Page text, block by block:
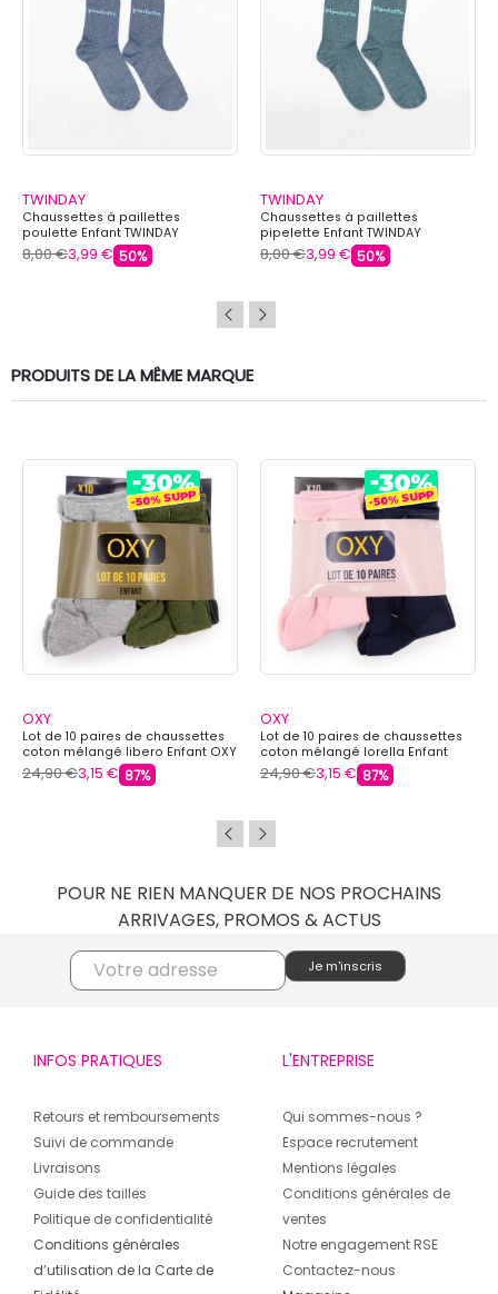
TWINDAY
Chaussettes à paillettes
poulette Enfant TWINDAY
8,00 €3,99 € 50%
TWINDAY
Chaussettes à paillettes
pipelette Enfant TWINDAY
8,00 €3,99 € 50%
PRODUITS DE LA MÊME MARQUE
OXY
Lot de 10 paires de chaussettes
coton mélangé libero Enfant OXY
24,90 €3,15 € 87%
OXY
Lot de 10 paires de chaussettes
coton mélangé lorella Enfant
OXY
24,90 €3,15 € 87%
POUR NE RIEN MANQUER DE NOS PROCHAINS
ARRIVAGES, PROMOS & ACTUS
INFOS PRATIQUES
Retours et remboursements
Suivi de commande
Livraisons
Guide des tailles
Politique de confidentialité
Conditions générales
d’utilisation de la Carte de
L'ENTREPRISE
Qui sommes-nous ?
Espace recrutement
Mentions légales
Conditions générales de
ventes
Notre engagement RSE
Contactez-nous